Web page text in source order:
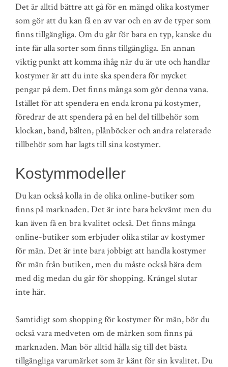
Det är alltid bättre att gå för en mängd olika kostymer
som gör att du kan få en av var och en av de typer som
finns tillgängliga. Om du går för bara en typ, kanske du
inte får alla sorter som finns tillgängliga. En annan
viktig punkt att komma ihåg när du är ute och handlar
kostymer är att du inte ska spendera för mycket
pengar på dem. Det finns många som gör denna vana.
Istället för att spendera en enda krona på kostymer,
föredrar de att spendera på en hel del tillbehör som
klockan, band, bälten, plånböcker och andra relaterade
tillbehör som har lagts till sina kostymer.
Kostymmodeller
Du kan också kolla in de olika online-butiker som
finns på marknaden. Det är inte bara bekvämt men du
kan även få en bra kvalitet också. Det finns många
online-butiker som erbjuder olika stilar av kostymer
för män. Det är inte bara jobbigt att handla kostymer
för män från butiken, men du måste också bära dem
med dig medan du går för shopping. Krångel slutar
inte här.
Samtidigt som shopping för kostymer för män, bör du
också vara medveten om de märken som finns på
marknaden. Man bör alltid hålla sig till det bästa
tillgängliga varumärket som är känt för sin kvalitet. Du